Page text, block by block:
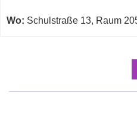
neuem
Wo: Schulstraße 13, Raum